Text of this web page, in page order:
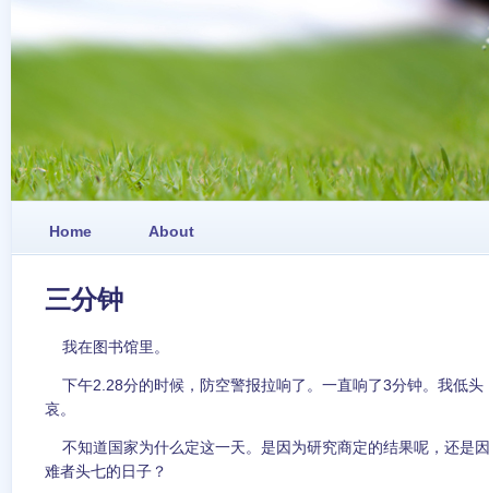
Home About
三分钟
我在图书馆里。
下午2.28分的时候，防空警报拉响了。一直响了3分钟。我低头
哀。
不知道国家为什么定这一天。是因为研究商定的结果呢，还是
难者头七的日子？